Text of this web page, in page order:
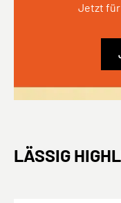
Jetzt für
LÄSSIG